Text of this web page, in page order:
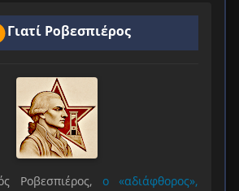
Γιατί Ροβεσπιέρος
Ροβεσπιέρος, ο «αδιάφθορος»,